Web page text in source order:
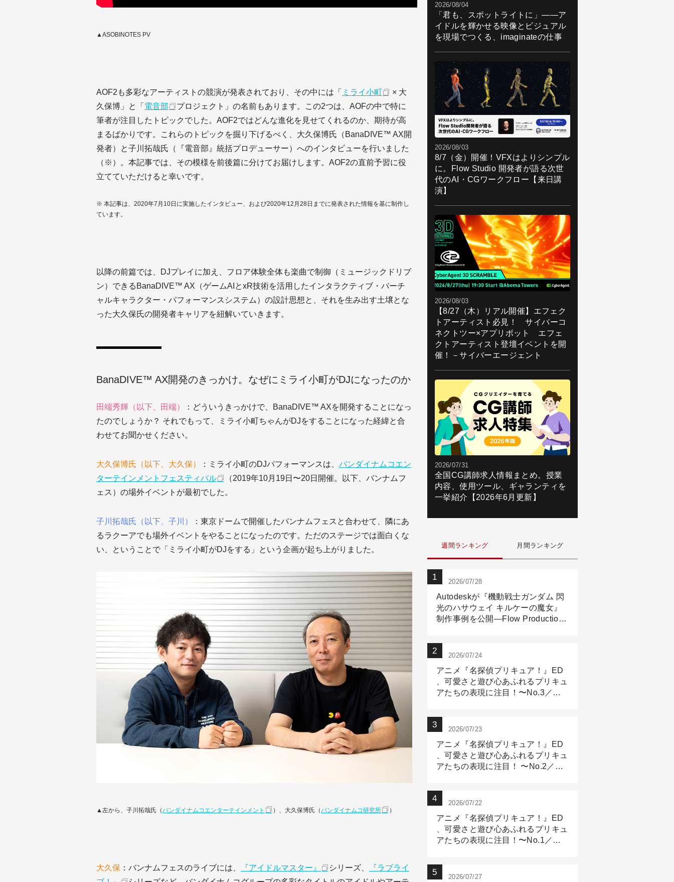
▲ASOBINOTES PV
AOF2も多彩なアーティストの競演が発表されており、その中には「 ミライ小町
× 大
久保博」と「 電音部
プロジェクト」の名前もあります。この2つは、AOFの中で特に
筆者が注目したトピックでした。AOF2ではどんな進化を見せてくれるのか、期待が高
まるばかりです。これらのトピックを掘り下げるべく、大久保博氏（BanaDIVE™ AX開
発者）と子川拓哉氏（『電音部』統括プロデューサー）へのインタビューを行いました
（※）。本記事では、その模様を前後篇に分けてお届けします。AOF2の直前予習に役
立てていただけると幸いです。
※ 本記事は、2020年7月10日に実施したインタビュー、および2020年12月28日までに発表された情報を基に制作し
ています。
以降の前篇では、DJプレイに加え、フロア体験全体も楽曲で制御（ミュージックドリブ
ン）できるBanaDIVE™ AX（ゲームAIとxR技術を活用したインタラクティブ・バーチ
ャルキャラクター・パフォーマンスシステム）の設計思想と、それを生み出す土壌とな
った大久保氏の開発者キャリアを紐解いていきます。
BanaDIVE™ AX開発のきっかけ。なぜにミライ小町がDJになったのか
田端秀輝（以下、田端）
：どういうきっかけで、BanaDIVE™ AXを開発することになっ
たのでしょうか？ それでもって、ミライ小町ちゃんがDJをすることになった経緯と合
わせてお聞かせください。
大久保博氏（以下、大久保） ：ミライ小町のDJパフォーマンスは、 バンダイナムコエン
ターテインメントフェスティバル
（2019年10月19日〜20日開催。以下、バンナムフ
ェス）の場外イベントが最初でした。
子川拓哉氏（以下、子川）
：東京ドームで開催したバンナムフェスと合わせて、隣にあ
るラクーアでも場外イベントをやることになったのです。ただのステージでは面白くな
い、ということで「ミライ小町がDJをする」という企画が起ち上がりました。
▲左から、子川拓哉氏（バンダイナムコエンターテインメント ）、大久保博氏（バンダイナムコ研究所 ）
大久保 ：バンナムフェスのライブには、 『アイドルマスター』 シリーズ、
『ラブライ
2026/08/04
「君も、スポットライトに」――ア
イドルを輝かせる映像とビジュアル
を現場でつくる、imaginateの仕事
2026/08/03
8/7（金）開催！VFXはよりシンプル
に。Flow Studio 開発者が語る次世
代のAI・CGワークフロー【来日講
演】
2026/08/03
【8/27（木）リアル開催】エフェク
トアーティスト必見！ サイバーコ
ネクトツー×アプリボット エフェ
クトアーティスト登壇イベントを開
催！－サイバーエージェント
2026/07/31
全国CG講師求人情報まとめ。授業
内容、使用ツール、ギャランティを
一挙紹介【2026年6月更新】
週間ランキング 月間ランキング
2026/07/28
Autodeskが『機動戦士ガンダム 閃
光のハサウェイ キルケーの魔女』
制作事例を公開―Flow Production
2026/07/24
アニメ『名探偵プリキュア！』ED
、可愛さと遊び心あふれるプリキュ
アたちの表現に注目！〜No.3／ア
2026/07/23
アニメ『名探偵プリキュア！』ED
、可愛さと遊び心あふれるプリキュ
アたちの表現に注目！ 〜No.2／モ
2026/07/22
アニメ『名探偵プリキュア！』ED
、可愛さと遊び心あふれるプリキュ
アたちの表現に注目！〜No.1／演
2026/07/27